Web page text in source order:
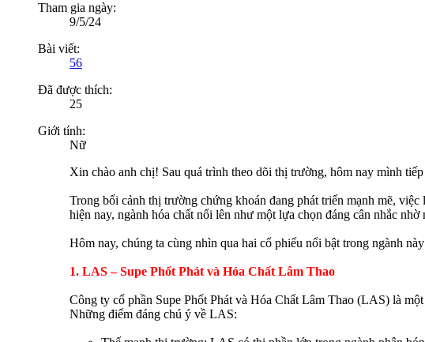
Tham gia ngày:
9/5/24
Bài viết:
56
Đã được thích:
25
Giới tính:
Nữ
Xin chào anh chị! Sau quá trình theo dõi thị trường, hôm nay mình
Trong bối cảnh thị trường chứng khoán đang phát triển mạnh mẽ,
hiện nay, ngành hóa chất nổi lên như một lựa chọn đáng cân nhắc
Hôm nay, chúng ta cùng nhìn qua hai cổ phiếu nổi bật trong ngành
1. LAS – Supe Phốt Phát và Hóa Chất Lâm Thao
Công ty cổ phần Supe Phốt Phát và Hóa Chất Lâm Thao (LAS) là
Những điểm đáng chú ý về LAS: